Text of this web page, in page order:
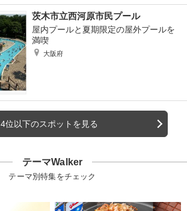
茨木市立西河原市民プール
屋内プールと夏期限定の屋外プールを
満喫
大阪府
4位以下のスポットを見る
テーマWalker
テーマ別特集をチェック